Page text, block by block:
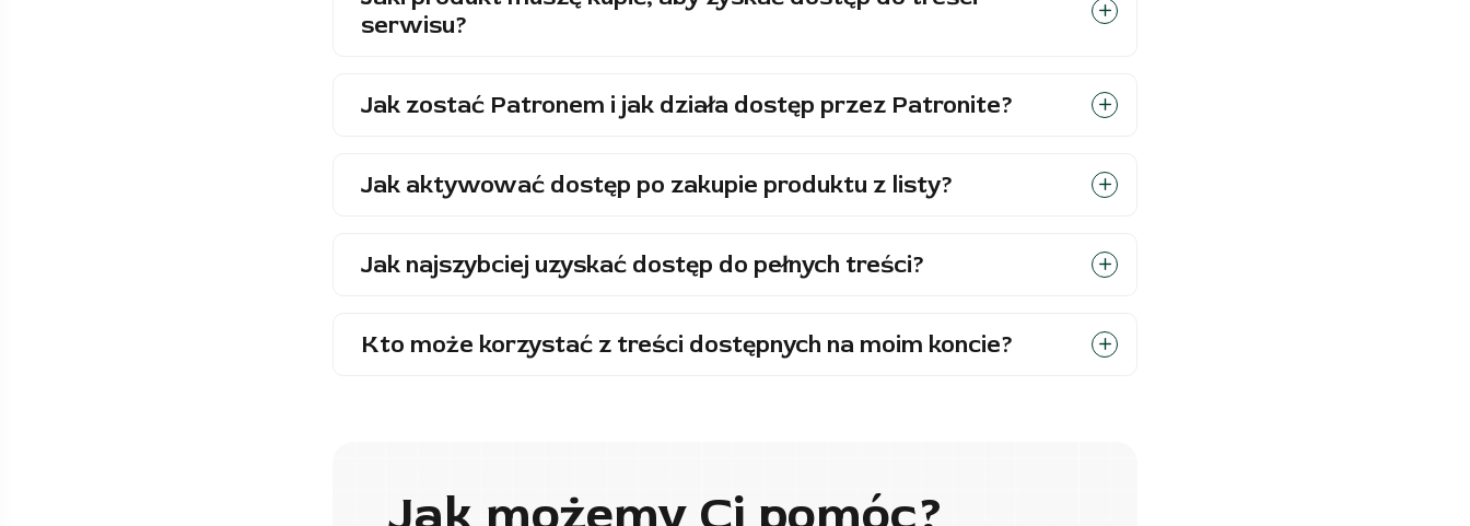
serwisu?
Jak zostać Patronem i jak działa dostęp przez Patronite?
Jak aktywować dostęp po zakupie produktu z listy?
Jak najszybciej uzyskać dostęp do pełnych treści?
Kto może korzystać z treści dostępnych na moim koncie?